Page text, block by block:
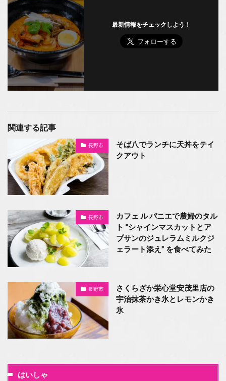
最新情報をチェックしよう！
関連する記事
長野市
そば八でランチに天丼をテイ
クアウト
長野市
カフェ ル パニエで農婦のタル
ト “シャインマスカットとア
ブサンのジュレラムミルクジ
ェラート添え” ⁡を食べてみた
長野市
さくらざか栄心堂安茂里店の
宇治抹茶かき氷とレモンかき
氷
はいしゃ